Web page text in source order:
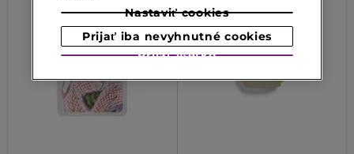
Nastaviť cookies
Prijať iba nevyhnutné cookies
Prijať všetko